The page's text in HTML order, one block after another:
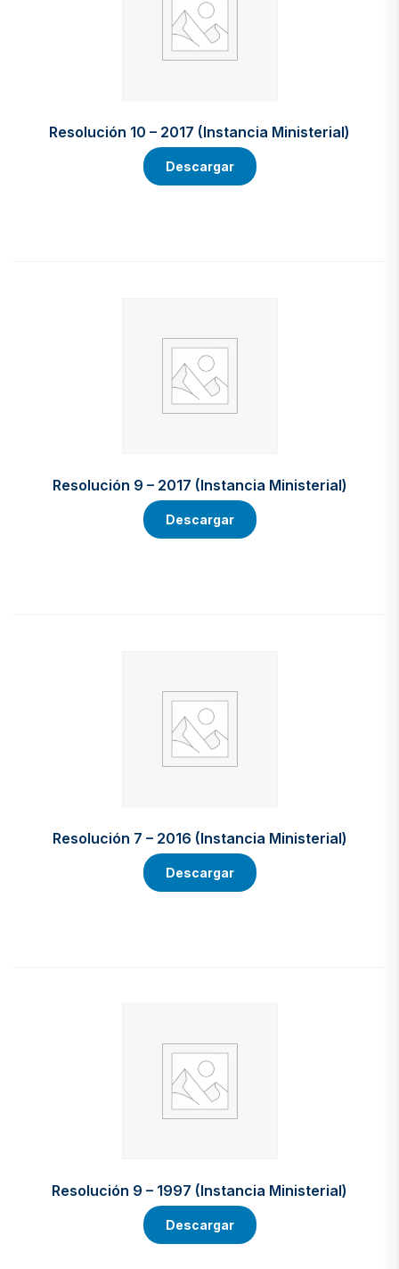
Resolución 10 – 2017 (Instancia Ministerial)
Descargar
Resolución 9 – 2017 (Instancia Ministerial)
Descargar
Resolución 7 – 2016 (Instancia Ministerial)
Descargar
Resolución 9 – 1997 (Instancia Ministerial)
Descargar